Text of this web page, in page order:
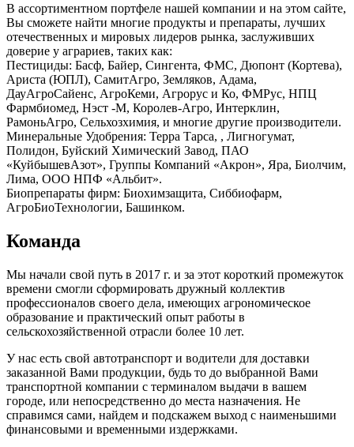
В ассортиментном портфеле нашей компании и на этом сайте,
Вы сможете найти многие продукты и препараты, лучших
отечественных и мировых лидеров рынка, заслуживших
доверие у аграриев, таких как:
Пестициды: Басф, Байер, Сингента, ФМС, Дюпонт (Кортева),
Ариста (ЮПЛ), СамитАгро, Земляков, Адама,
ДауАгроСайенс, АгроКеми, Агрорус и Ко, ФМРус, НПЦ
Фармбиомед, Нэст -М, Королев-Агро, Интерклин,
РамоньАгро, Сельхозхимия, и многие другие производители.
Минеральные Удобрения: Терра Тарса, , Лигногумат,
Полидон, Буйский Химический Завод, ПАО
«КуйбышевАзот», Группы Компаний «Акрон», Яра, Биолчим,
Лима, ООО НПФ «Альбит».
Биопрепараты фирм: Биохимзащита, Сиббиофарм,
АгроБиоТехнологии, Башинком.
Команда
Мы начали свой путь в 2017 г. и за этот короткий промежуток
времени смогли сформировать дружный коллектив
профессионалов своего дела, имеющих агрономическое
образование и практический опыт работы в
сельскохозяйственной отрасли более 10 лет.
У нас есть свой автотранспорт и водители для доставки
заказанной Вами продукции, будь то до выбранной Вами
транспортной компании с терминалом выдачи в вашем
городе, или непосредственно до места назначения. Не
справимся сами, найдем и подскажем выход с наименьшими
финансовыми и временными издержками.